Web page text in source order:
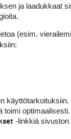
ja laadukkaat
(esim.
käyttötarkoituksiin.
toimi optimaalisesti.
-linkkiä sivuston